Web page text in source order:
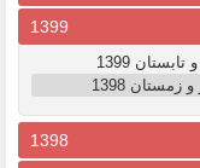
1399
1398